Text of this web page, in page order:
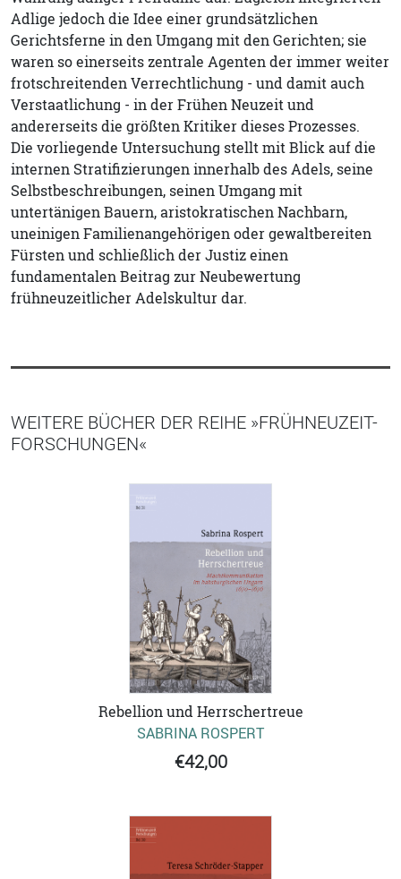
Adlige jedoch die Idee einer grundsätzlichen
Gerichtsferne in den Umgang mit den Gerichten; sie
waren so einerseits zentrale Agenten der immer weiter
frotschreitenden Verrechtlichung - und damit auch
Verstaatlichung - in der Frühen Neuzeit und
andererseits die größten Kritiker dieses Prozesses.
Die vorliegende Untersuchung stellt mit Blick auf die
internen Stratifizierungen innerhalb des Adels, seine
Selbstbeschreibungen, seinen Umgang mit
untertänigen Bauern, aristokratischen Nachbarn,
uneinigen Familienangehörigen oder gewaltbereiten
Fürsten und schließlich der Justiz einen
fundamentalen Beitrag zur Neubewertung
frühneuzeitlicher Adelskultur dar.
WEITERE BÜCHER DER REIHE »FRÜHNEUZEIT-
FORSCHUNGEN«
Rebellion und Herrschertreue
SABRINA ROSPERT
€42,00